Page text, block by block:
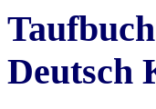
Deutsch